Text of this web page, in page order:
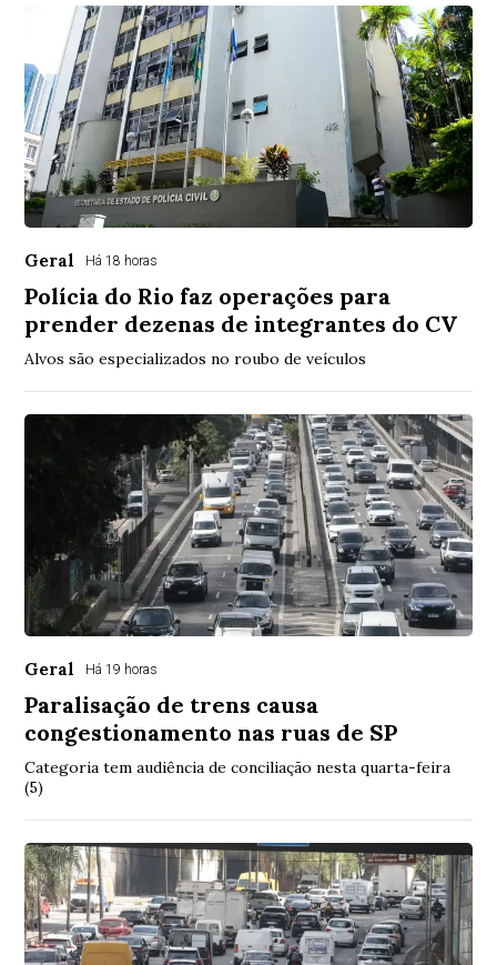
Geral Há 18 horas
Polícia do Rio faz operações para
prender dezenas de integrantes do CV
Alvos são especializados no roubo de veículos
Geral Há 19 horas
Paralisação de trens causa
congestionamento nas ruas de SP
Categoria tem audiência de conciliação nesta quarta-feira
(5)